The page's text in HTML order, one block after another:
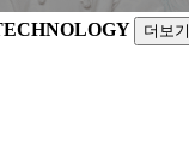
더보기